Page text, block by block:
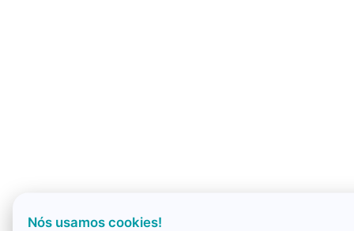
Nós usamos cookies!